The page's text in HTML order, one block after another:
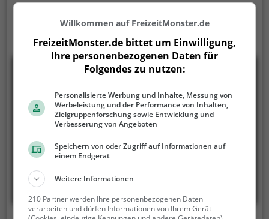
Willkommen auf FreizeitMonster.de
FreizeitMonster.de bittet um Einwilligung,
Ihre personenbezogenen Daten für
Folgendes zu nutzen:
Personalisierte Werbung und Inhalte, Messung von
Werbeleistung und der Performance von Inhalten,
Zielgruppenforschung sowie Entwicklung und
Verbesserung von Angeboten
Speichern von oder Zugriff auf Informationen auf
einem Endgerät
Weitere Informationen
210 Partner werden Ihre personenbezogenen Daten
verarbeiten und dürfen Informationen von Ihrem Gerät